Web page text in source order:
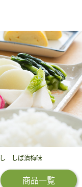
社会貢献 品質保証
しば漬梅味
商品一覧